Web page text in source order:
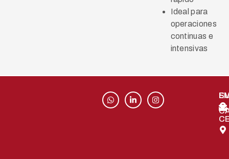
Ideal para
operaciones
continuas e
intensivas